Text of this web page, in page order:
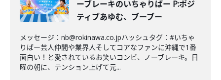
ーブレーキのいちゃりばー P:ポジ
ティブあゆむ、ブーブー
メッセージ：nb@rokinawa.co.jpハッシュタグ：#いちゃ
りばー芸人仲間や業界人そしてコアなファンに沖縄で1番
面白い！と愛されているお笑いコンビ、ノーブレーキ。日
曜の朝に、テンション上げて元...